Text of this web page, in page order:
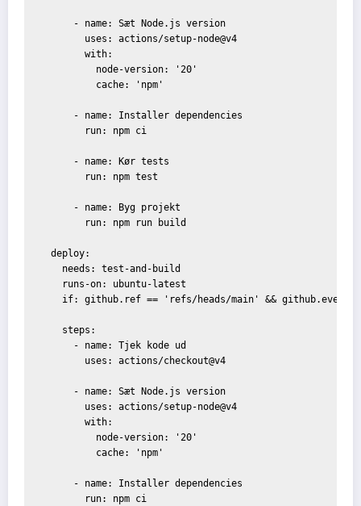
      - name: Sæt Node.js version
        uses: actions/setup-node@v4
        with:
          node-version: '20'
          cache: 'npm'
      - name: Installer dependencies
        run: npm ci
      - name: Kør tests
        run: npm test
      - name: Byg projekt
        run: npm run build
  deploy:
    needs: test-and-build
    runs-on: ubuntu-latest
if: github.ref == 'refs/heads/main' &&
    steps:
      - name: Tjek kode ud
        uses: actions/checkout@v4
      - name: Sæt Node.js version
        uses: actions/setup-node@v4
        with:
          node-version: '20'
          cache: 'npm'
      - name: Installer dependencies
        run: npm ci